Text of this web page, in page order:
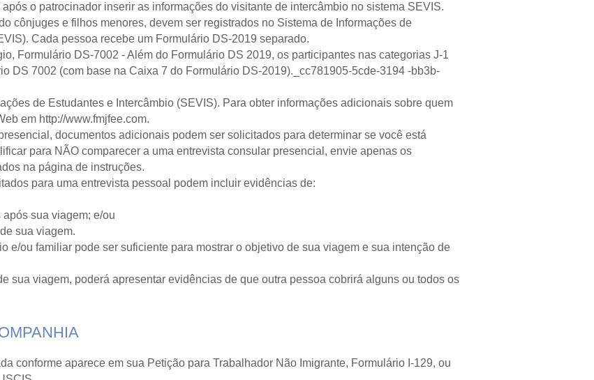
o patrocinador inserir as informações do visitante de intercâmbio no sistema SEVIS.
cônjuges e filhos menores, devem ser registrados no Sistema de Informações de
Cada pessoa recebe um Formulário DS-2019 separado.
Formulário DS-7002 - Além do Formulário DS 2019, os participantes nas categorias J-1
DS 7002 (com base na Caixa 7 do Formulário DS-2019)._cc781905-5cde-3194 -bb3b-
de Estudantes e Intercâmbio (SEVIS). Para obter informações adicionais sobre quem
em http://www.fmjfee.com.
documentos adicionais podem ser solicitados para determinar se você está
para NÃO comparecer a uma entrevista consular presencial, envie apenas os
na página de instruções.
para uma entrevista pessoal podem incluir evidências de:
sua viagem; e/ou
sua viagem.
e/ou familiar pode ser suficiente para mostrar o objetivo de sua viagem e sua intenção de
sua viagem, poderá apresentar evidências de que outra pessoa cobrirá alguns ou todos os
conforme aparece em sua Petição para Trabalhador Não Imigrante, Formulário I-129, ou